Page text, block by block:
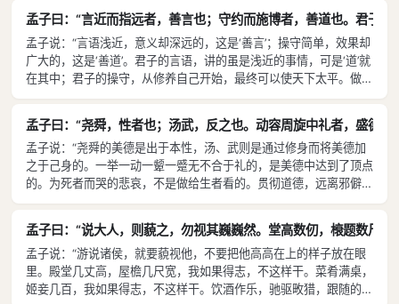
能够扩充不受鄙视的言行举止，那就无往而不合于义了。一个士人，
不可以同他谈论却去同他谈论，这是用言语来挑逗他，以便自己取
利；可以同他谈论却不同他谈论，这是用沉默来挑逗他，以便自己取
利，这些都是和挖洞跳墙类似的。”
孟子曰：“言近而指远者，善言也；守约而施博者，善道也。君子
孟子说：“言语浅近，意义却深远的，这是‘善言’；操守简单，效果却
广大的，这是‘善道’。君子的言语，讲的虽是浅近的事情，可是‘道’就
在其中；君子的操守，从修养自己开始，最终可以使天下太平。做人
最怕是放弃自己的田地，而去给别人耘田——要求别人的很重，自己
孟子曰：“尧舜，性者也；汤武，反之也。动容周旋中礼者，盛德
孟子说：“尧舜的美德是出于本性，汤、武则是通过修身而将美德加
之于己身的。一举一动一颦一蹙无不合于礼的，是美德中达到了顶点
的。为死者而哭的悲哀，不是做给生者看的。贯彻道德，远离邪僻，
不是为了谋求一官半职。言语一定信实，不是为了让人知道我行为端
正。君子依法度而行，只是等待天命罢了。”
孟子曰：“说大人，则藐之，勿视其巍巍然。堂高数仞，榱题数尺
孟子说：“游说诸侯，就要藐视他，不要把他高高在上的样子放在眼
里。殿堂几丈高，屋檐几尺宽，我如果得志，不这样干。菜肴满桌，
姬妾几百，我如果得志，不这样干。饮酒作乐，驰驱畋猎，跟随的车